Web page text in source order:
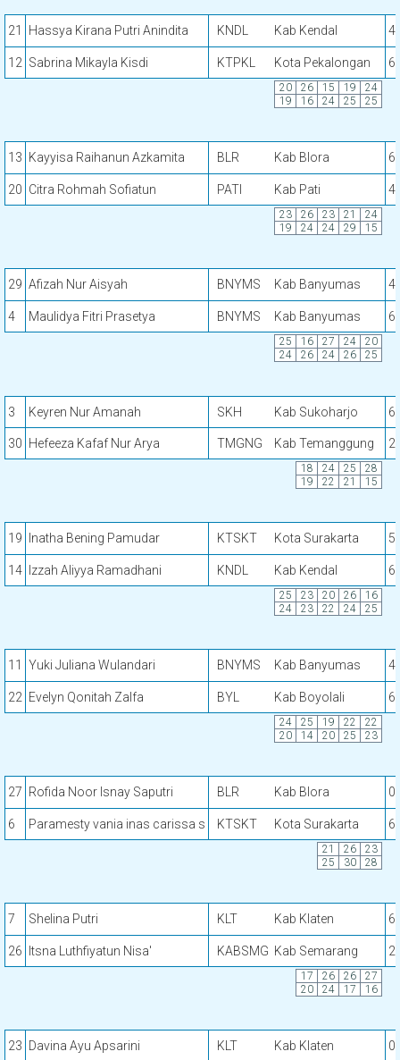
21 Hassya Kirana Putri Anindita KNDL Kab Kendal 4
12 Sabrina Mikayla Kisdi KTPKL Kota Pekalongan 6
20 26 15 19
24
19
16 24 25 25
13 Kayyisa Raihanun Azkamita BLR Kab Blora 6
20 Citra Rohmah Sofiatun PATI Kab Pati 4
23 26 23 21
24
19
24 24 29 15
29 Afizah Nur Aisyah BNYMS Kab Banyumas 4
4 Maulidya Fitri Prasetya BNYMS Kab Banyumas 6
25 16 27 24
20
24
26 24 26 25
3 Keyren Nur Amanah SKH Kab Sukoharjo 6
30 Hefeeza Kafaf Nur Arya TMGNG Kab Temanggung 2
18 24 25
28
19
22 21 15
19 Inatha Bening Pamudar KTSKT Kota Surakarta 5
14 Izzah Aliyya Ramadhani KNDL Kab Kendal 6
25 23 20 26
16
24
23 22 24 25
11 Yuki Juliana Wulandari BNYMS Kab Banyumas 4
22 Evelyn Qonitah Zalfa BYL Kab Boyolali 6
24 25 19 22
22
20
14 20 25 23
27 Rofida Noor Isnay Saputri BLR Kab Blora 0
6 Paramesty vania inas carissa s KTSKT Kota Surakarta 6
21 26
23
25
30 28
7 Shelina Putri KLT Kab Klaten 6
26 Itsna Luthfiyatun Nisa' KABSMG Kab Semarang 2
17 26 26
27
20
24 17 16
23 Davina Ayu Apsarini KLT Kab Klaten 0